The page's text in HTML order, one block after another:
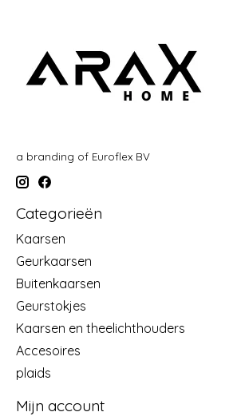
a branding of Euroflex BV
Categorieën
Kaarsen
Geurkaarsen
Buitenkaarsen
Geurstokjes
Kaarsen en theelichthouders
Accesoires
plaids
Mijn account